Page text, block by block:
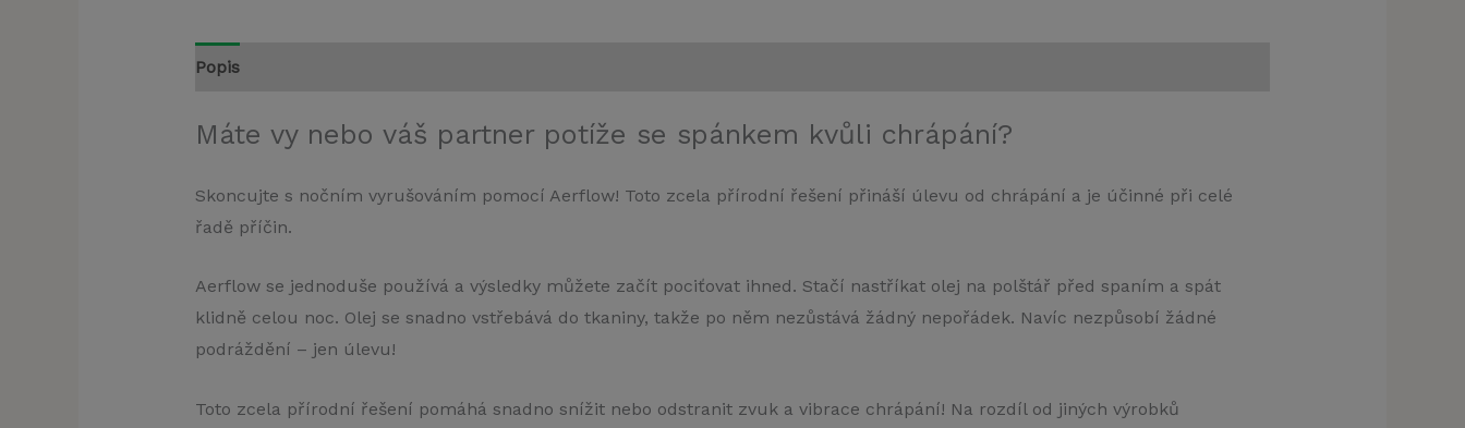
Popis
Máte vy nebo váš partner potíže se spánkem kvůli chrápání?
Skoncujte s nočním vyrušováním pomocí Aerflow! Toto zcela přírodní řešení přináší úlevu od chrápání a je účinné při celé
řadě příčin.
Aerflow se jednoduše používá a výsledky můžete začít pociťovat ihned. Stačí nastříkat olej na polštář před spaním a spát
klidně celou noc. Olej se snadno vstřebává do tkaniny, takže po něm nezůstává žádný nepořádek. Navíc nezpůsobí žádné
podráždění – jen úlevu!
Toto zcela přírodní řešení pomáhá snadno snížit nebo odstranit zvuk a vibrace chrápání! Na rozdíl od jiných výrobků